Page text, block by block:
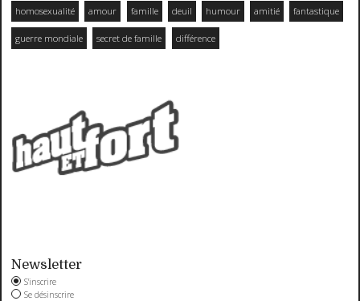
homosexualité amour famille deuil humour amitié fantastique
guerre mondiale secret de famille différence
Newsletter
S'inscrire
Se désinscrire